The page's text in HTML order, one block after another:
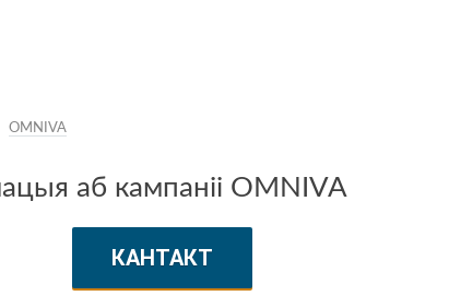
OMNIVA
аб кампаніі OMNIVA
КАНТАКТ